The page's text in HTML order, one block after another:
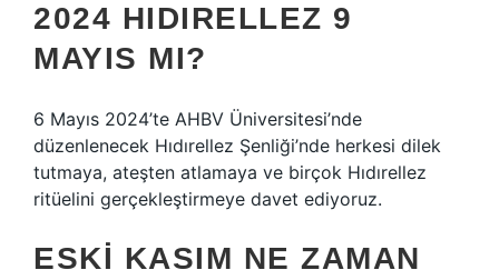
2024 HIDIRELLEZ 9
MAYIS MI?
6 Mayıs 2024’te AHBV Üniversitesi’nde
düzenlenecek Hıdırellez Şenliği’nde herkesi dilek
tutmaya, ateşten atlamaya ve birçok Hıdırellez
ritüelini gerçekleştirmeye davet ediyoruz.
ESKI KASIM NE ZAMAN